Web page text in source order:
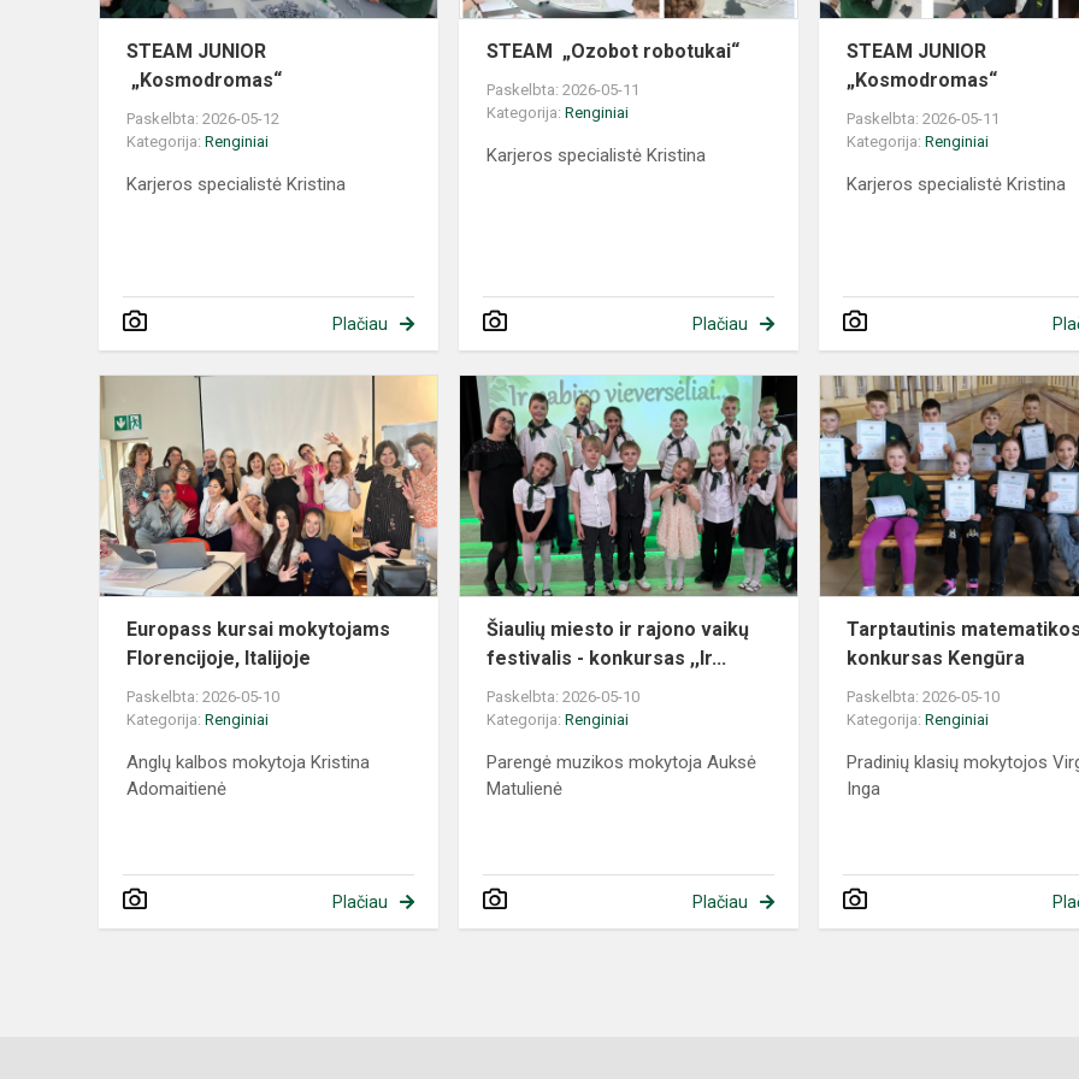
STEAM JUNIOR
„Kosmodromas“
Paskelbta: 2026-05-12
Kategorija: Renginiai
Karjeros specialistė Kristina
Plačiau
STEAM „Ozobot robotukai“
Paskelbta: 2026-05-11
Kategorija:Renginiai
Karjeros specialistė Kristina
Plačiau
STEAM JUNIOR
„Kosmodromas“
Paskelbta: 2026-05-11
Kategorija:Renginiai
Karjeros specialistė Kristina
Europass kursai mokytojams
Florencijoje, Italijoje
Paskelbta: 2026-05-10
Kategorija: Renginiai
Anglų kalbos mokytoja Kristina
Adomaitienė
Plačiau
Šiaulių miesto ir rajono vaikų
festivalis - konkursas ,,Ir...
Paskelbta: 2026-05-10
Kategorija:Renginiai
Parengė muzikos mokytoja Auksė
Matulienė
Plačiau
Tarptautinis
konkursas Kengūra
Paskelbta: 2026-05-10
Kategorija:Renginiai
Pradinių klasių mokytojos
Inga